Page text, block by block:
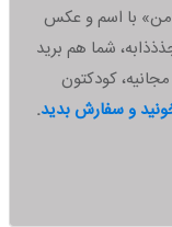
من» با اسم و عکس
شما هم برید
کودکتون
و سفارش بدید.